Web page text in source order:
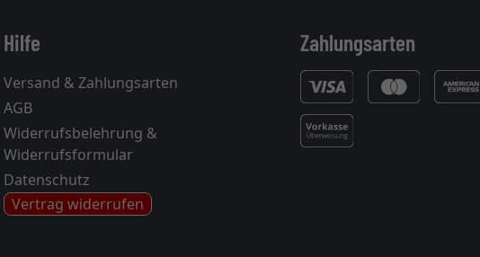
Hilfe
Versand & Zahlungsarten
AGB
Widerrufsbelehrung &
Widerrufsformular
Datenschutz
Vertrag widerrufen
Zahlungsarten